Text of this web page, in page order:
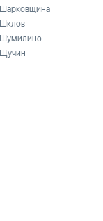
Шарковщина
Шклов
Шумилино
Щучин